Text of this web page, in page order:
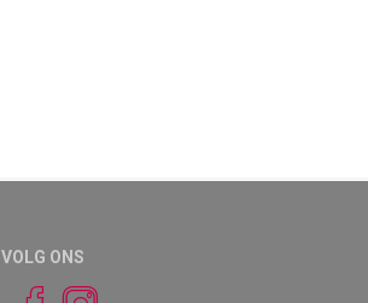
VOLG ONS